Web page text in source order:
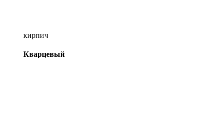
кирпич
Кварцевый